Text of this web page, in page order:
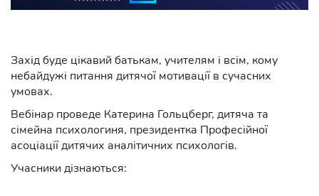
Захід буде цікавий батькам, учителям і всім, кому
небайдужі питання дитячої мотивації в сучасних
умовах.
Вебінар проведе Катерина Гольцберг, дитяча та
сімейна психологиня, президентка Професійної
асоціації дитячих аналітичних психологів.
Учасники дізнаються: